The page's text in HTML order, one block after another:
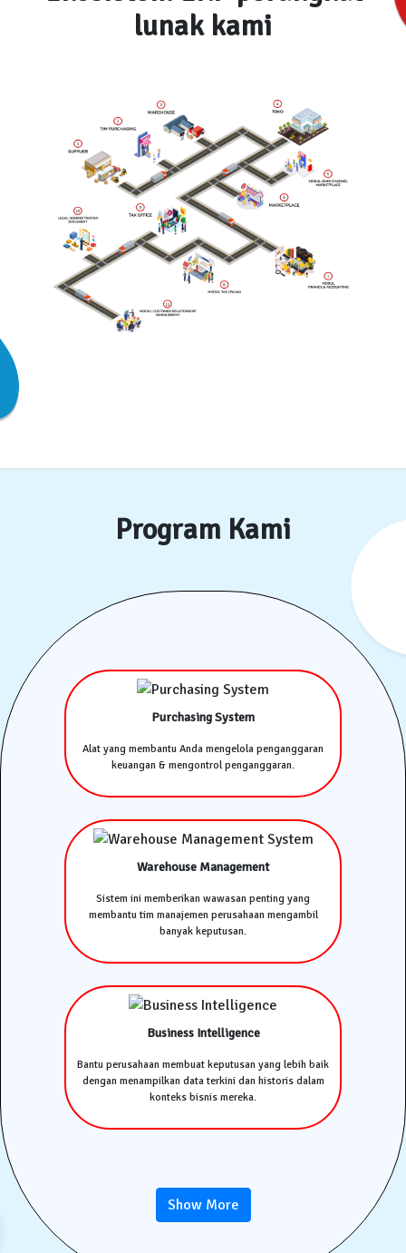
lunak kami
Program Kami
Purchasing System
Alat yang membantu Anda mengelola penganggaran
keuangan & mengontrol penganggaran.
Warehouse Management
Sistem ini memberikan wawasan penting yang
membantu tim manajemen perusahaan mengambil
banyak keputusan.
Business Intelligence
Bantu perusahaan membuat keputusan yang lebih baik
dengan menampilkan data terkini dan historis dalam
konteks bisnis mereka.
Show More